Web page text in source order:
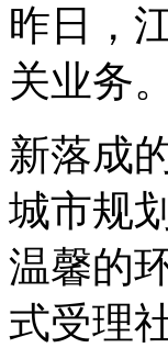
昨日，
关业务。
新落成
城市规
温馨的
式受理